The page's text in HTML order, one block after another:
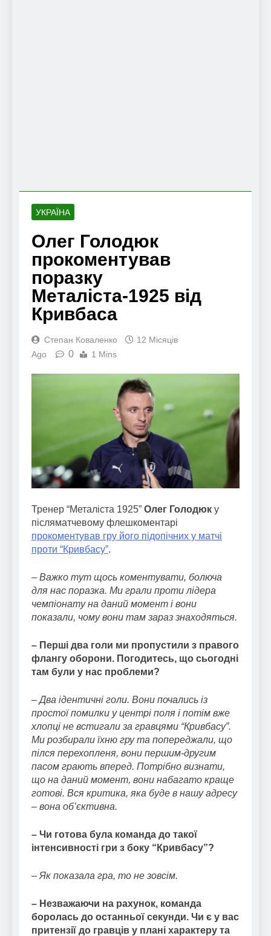
УКРАЇНА
Олег Голодюк
прокоментував
поразку
Металіста-1925 від
Кривбаса
Степан Коваленко
12 Місяців
Ago
0 1 Mins
Тренер “Металіста 1925” Олег Голодюк у
післяматчевому флешкоментарі
прокоментував гру його підопічних у матчі
проти “Кривбасу”.
– Важко тут щось коментувати, болюча
для нас поразка. Ми грали проти лідера
чемпіонату на даний момент і вони
показали, чому вони там зараз знаходяться.
– Перші два голи ми пропустили з правого
флангу оборони. Погодитесь, що сьогодні
там були у нас проблеми?
–Два ідентичні голи. Вони почались із
простої помилки у центрі поля і потім вже
хлопці не встигали за гравцями “Кривбасу”.
Ми розбирали їхню гру та попереджали, що
пілся перехопленя, вони першим-другим
пасом грають вперед. Потрібно визнати,
що на даний момент, вони набагато краще
готові. Вся критика, яка буде в нашу адресу
– вона об’єктивна.
– Чи готова була команда до такої
інтенсивності гри з боку “Кривбасу”?
– Як показала гра, то не зовсім.
– Незважаючи на рахунок, команда
боролась до останньої секунди. Чи є у вас
притензії до гравців у плані характеру та